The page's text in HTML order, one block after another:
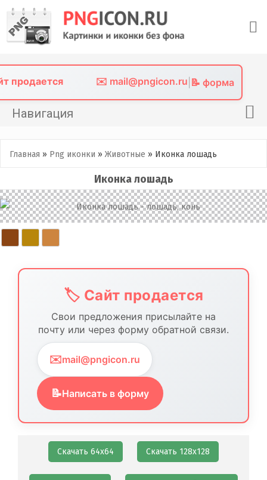
content
продается ✉️ mail@pngicon.ru 📝 форма
Навигация
Png иконки
Фото без фона
Главная » Png иконки » Животные » Иконка лошадь
Иконка лошадь
🏷️ Сайт продается
Свои предложения присылайте на
почту или через форму обратной связи.
✉️mail@pngicon.ru
📝Написать в форму
Скачать 64х64 Скачать 128х128